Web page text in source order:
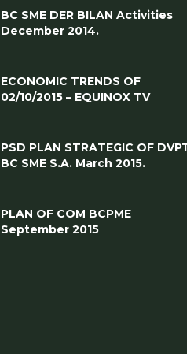
BC SME DER BILAN Activities
December 2014.
ECONOMIC TRENDS OF
02/10/2015 – EQUINOX TV
PSD PLAN STRATEGIC OF
BC SME S.A. March 2015.
PLAN OF COM BCPME
September 2015